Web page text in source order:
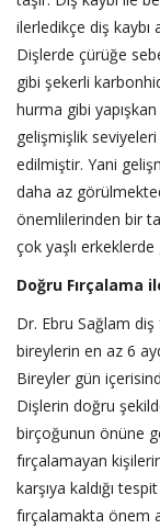
ilerledikçe diş
Dişlerde çürüğe
gibi şekerli
hurma gibi
gelişmişlik
edilmiştir. Yani
daha az
önemlilerinden bir
çok yaşlı
Doğru Fırçalama
Dr. Ebru Sağlam diş
bireylerin en az 6
Bireyler gün
Dişlerin doğru
birçoğunun önüne
fırçalamayan
karşıya kaldığı
fırçalamakta önem